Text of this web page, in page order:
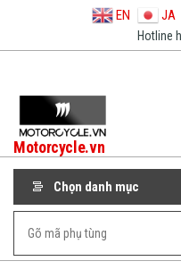
EN JA
Hotline
Motorcycle.vn
Chọn danh mục